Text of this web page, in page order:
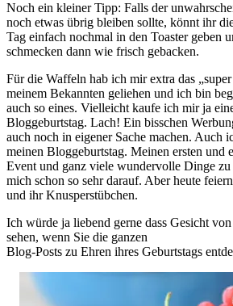
Noch ein kleiner Tipp: Falls der
noch etwas übrig bleiben sollte, könnt ihr
Tag einfach nochmal in den Toaster geben
schmecken dann wie frisch gebacken.
Für die Waffeln hab ich mir extra das
meinem Bekannten geliehen und ich bin
auch so eines. Vielleicht kaufe ich mir ja
Bloggeburtstag. Lach! Ein bisschen
auch noch in eigener Sache machen. Auch
meinen Bloggeburtstag. Meinen ersten und
Event und ganz viele wundervolle Dinge
mich schon so sehr darauf. Aber heute
und ihr Knusperstübchen.
Ich würde ja liebend gerne dass Gesicht
sehen, wenn Sie die ganzen
Blog-Posts zu Ehren ihres Geburtstags